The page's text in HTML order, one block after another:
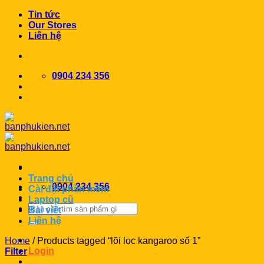
Chuyển
đến
Tin tức
Our Stores
Liên hệ
0904 234 356
0904 234 356
Search
for:
Login
Trang chủ
Cài đặt phần mềm
Laptop cũ
Bài viết
Liên hệ
Home /Products tagged “lõi lọc kangaroo số 1”
Filter